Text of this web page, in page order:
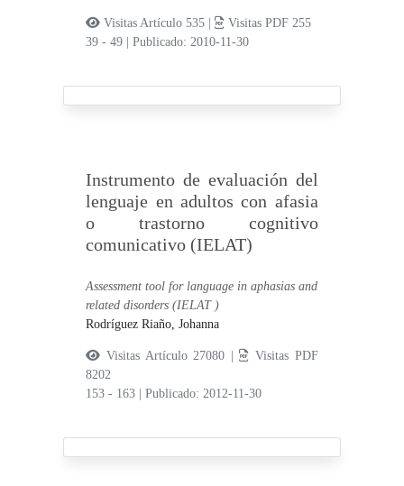
Visitas Artículo 535 |
Visitas PDF 255
39 - 49
|Publicado: 2010-11-30
Instrumento de evaluación del
lenguaje en adultos con afasia
o trastorno cognitivo
comunicativo (IELAT)
Assessment tool for language in aphasias and
related disorders (IELAT )
Rodríguez Riaño, Johanna
Visitas Artículo 27080 |
Visitas PDF
8202
153 - 163
|Publicado: 2012-11-30